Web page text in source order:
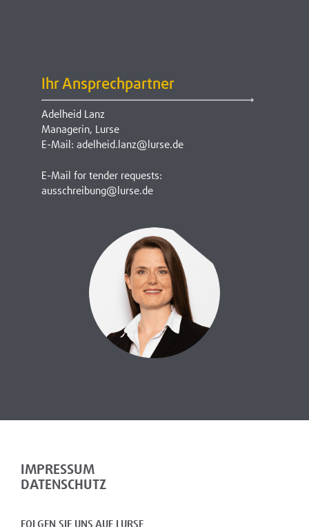
Ihr Ansprechpartner
Adelheid Lanz
Managerin, Lurse
E-Mail: adelheid.lanz@lurse.de
E-Mail for tender requests:
ausschreibung@lurse.de
IMPRESSUM
DATENSCHUTZ
FOLGEN SIE UNS AUF LURSE